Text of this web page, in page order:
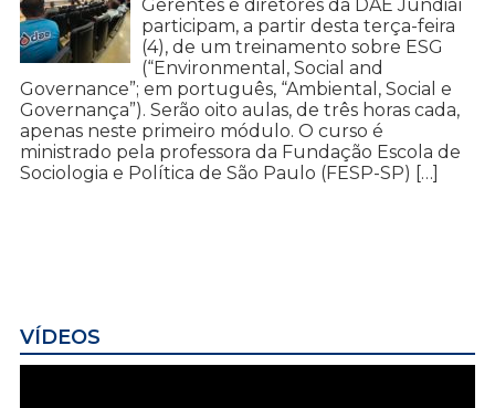
Gerentes e diretores da DAE Jundiaí
participam, a partir desta terça-feira
(4), de um treinamento sobre ESG
(“Environmental, Social and
Governance”; em português, “Ambiental, Social e
Governança”). Serão oito aulas, de três horas cada,
apenas neste primeiro módulo. O curso é
ministrado pela professora da Fundação Escola de
Sociologia e Política de São Paulo (FESP-SP) […]
VÍDEOS